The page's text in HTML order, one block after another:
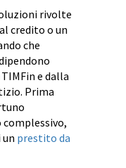
rivolte
credito o un
che
e dalla
Prima
un prestito da